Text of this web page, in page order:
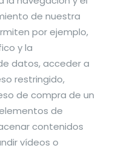
de nuestra
por ejemplo,
y la
datos, acceder a
restringido,
de compra de un
de
contenidos
vídeos o